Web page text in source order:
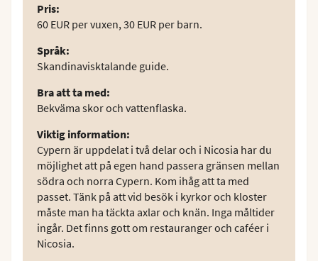
Pris:
60 EUR per vuxen, 30 EUR per barn.
Språk:
Skandinavisktalande guide.
Bra att ta med:
Bekväma skor och vattenflaska.
Viktig information:
Cypern är uppdelat i två delar och i Nicosia har du
möjlighet att på egen hand passera gränsen mellan
södra och norra Cypern. Kom ihåg att ta med
passet. Tänk på att vid besök i kyrkor och kloster
måste man ha täckta axlar och knän. Inga måltider
ingår. Det finns gott om restauranger och caféer i
Nicosia.